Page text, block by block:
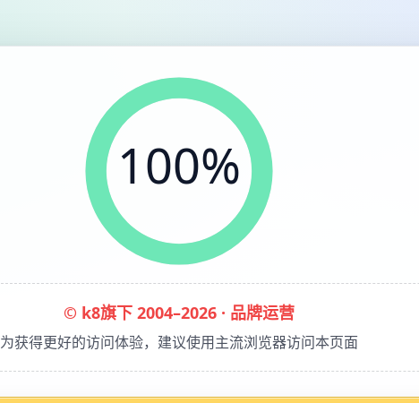
100%
© k8旗下 2004–2026 · 品牌运营
为获得更好的访问体验，建议使用主流浏览器访问本页面